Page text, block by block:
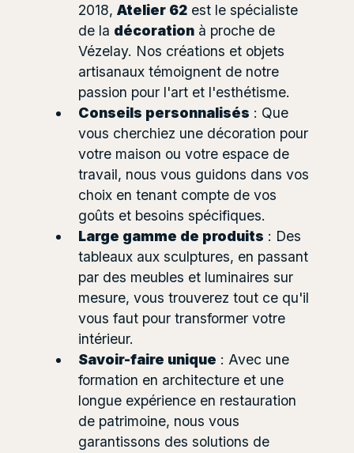
2018, Atelier 62 est le spécialiste
de la décoration à proche de
Vézelay. Nos créations et objets
artisanaux témoignent de notre
passion pour l'art et l'esthétisme.
Conseils personnalisés : Que
vous cherchiez une décoration pour
votre maison ou votre espace de
travail, nous vous guidons dans vos
choix en tenant compte de vos
goûts et besoins spécifiques.
Large gamme de produits : Des
tableaux aux sculptures, en passant
par des meubles et luminaires sur
mesure, vous trouverez tout ce qu'il
vous faut pour transformer votre
intérieur.
Savoir-faire unique : Avec une
formation en architecture et une
longue expérience en restauration
de patrimoine, nous vous
garantissons des solutions de